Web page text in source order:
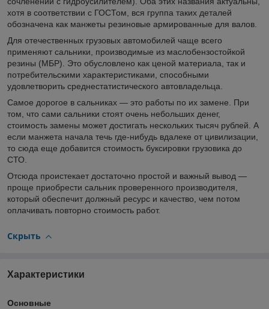
хотя в соответствии с ГОСТом, вся группа таких деталей
обозначена как манжеты резиновые армированные для валов.
Для отечественных грузовых автомобилей чаще всего
применяют сальники, производимые из маслобензостойкой
резины (МБР). Это обусловлено как ценой материала, так и
потребительскими характеристиками, способными
удовлетворить среднестатистического автовладельца.
Самое дорогое в сальниках — это работы по их замене. При
том, что сами сальники стоят очень небольших денег,
стоимость замены может достигать нескольких тысяч рублей. А
если манжета начала течь где-нибудь вдалеке от цивилизации,
то сюда еще добавится стоимость буксировки грузовика до
СТО.
Отсюда проистекает достаточно простой и важный вывод —
проще приобрести сальник проверенного производителя,
который обеспечит должный ресурс и качество, чем потом
оплачивать повторно стоимость работ.
Скрыть
Характеристики
Основные